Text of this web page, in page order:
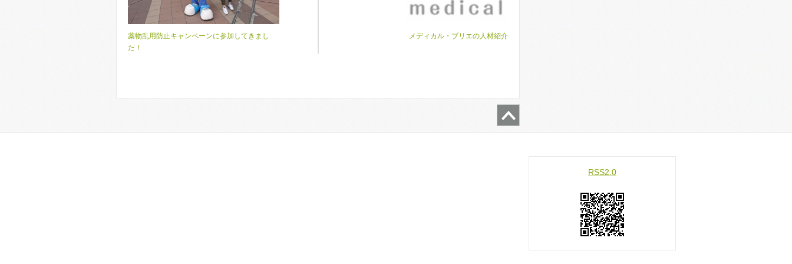
薬物乱用防止キャンペーンに参加してきまし
た！
メディカル・ブリエの人材紹介
RSS2.0